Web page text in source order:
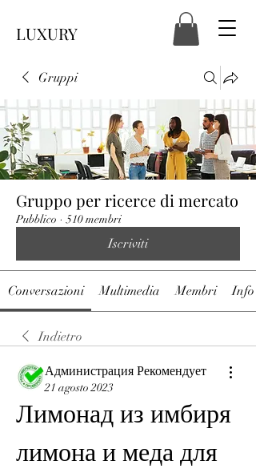
LUXURY
Gruppi
Gruppo per ricerce di mercato
Pubblico · 510 membri
Iscriviti
Conversazioni Multimedia Membri Info
Indietro
Администрация Рекомендует
21 agosto 2023
Лимонад из имбиря
лимона и меда для